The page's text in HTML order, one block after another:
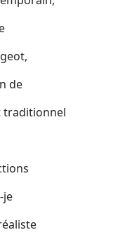
de
traditionnel
je